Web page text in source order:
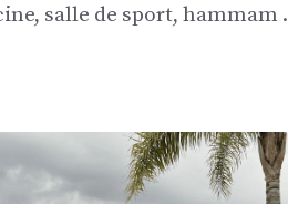
salle de sport, hammam